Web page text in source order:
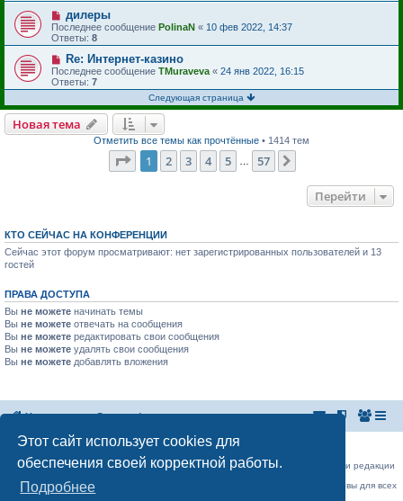
Этот сайт использует cookies для
обеспечения своей корректной работы.
Подробнее
дилеры
Последнее сообщение PolinaN « 10 фев 2022, 14:37
Ответы: 8
Re: Интернет-казино
Последнее сообщение TMuraveva « 24 янв 2022, 16:15
Ответы: 7
Следующая страница
Новая тема
Отметить все темы как прочтённые • 1414 тем
Страница из 57
1 2 3 4 5 57
Перейти
КТО СЕЙЧАС НА КОНФЕРЕНЦИИ
Сейчас этот форум просматривают: нет зарегистрированных пользователей и 13
гостей
ПРАВА ДОСТУПА
Вы не можете начинать темы
Вы не можете отвечать на сообщения
Вы не можете редактировать свои сообщения
Вы не можете удалять свои сообщения
Вы не можете добавлять вложения
На главную Список форумов
Российская Ассоциация Развития Игорного Бизнеса
Эл. почта:
admin@rarib.ru
office@rarib.ru
использование материалов сайта возможно только при письменном согласии редакции
На нашем портале правила размещения объявлений и информации одинаковы для всех
пользователей, в соответствии с соблюдением правил Форума!,